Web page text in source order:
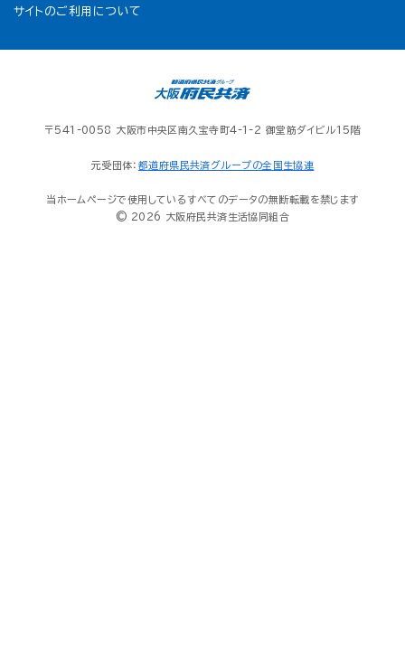
サイトのご利用について
〒541-0058 大阪市中央区南久宝寺町4-1-2 御堂筋ダイビル15階
元受団体： 都道府県民共済グループの全国生協連
当ホームページで使用しているすべてのデータの無断転載を禁じます
© 2026 大阪府民共済生活協同組合